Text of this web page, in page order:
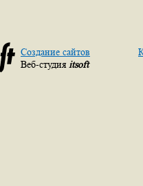
Создание сайтов
Веб-студия itsoft